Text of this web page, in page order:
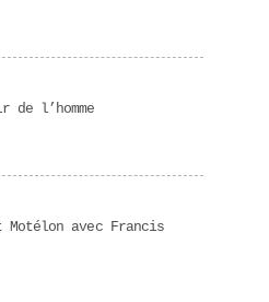
de l’homme
avec Francis